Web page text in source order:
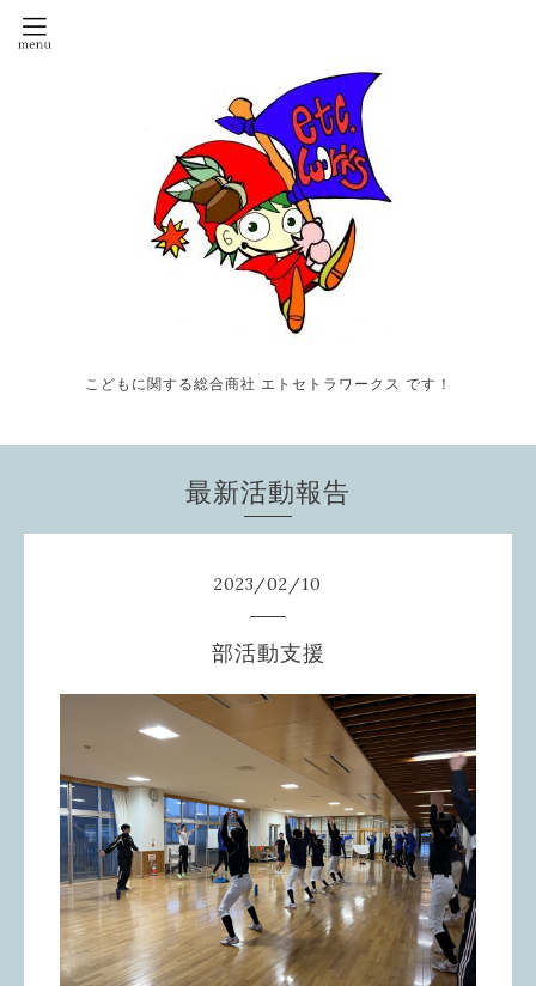
こどもに関する総合商社 エトセトラワークス です！
最新活動報告
2023/02/10
部活動支援